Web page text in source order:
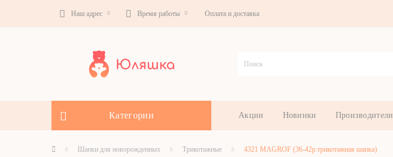
Наш адрес Время работы Оплата и доставка
Категории Акции Новинки Производители
Шапки для новорожденных Трикотажные 4321 MAGROF (36-42р.трикотажная шапка)